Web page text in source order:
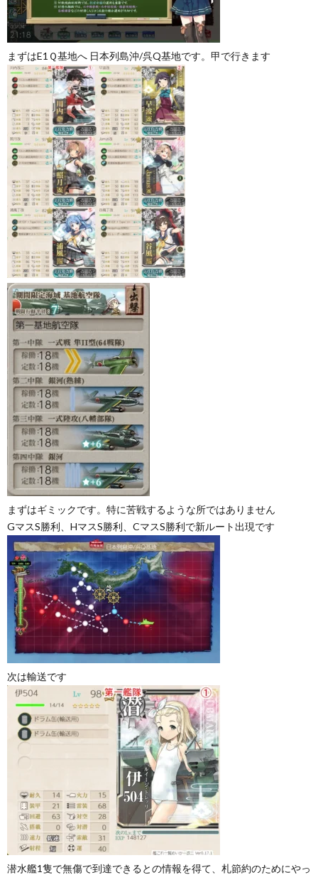
まずはE1Ｑ基地へ 日本列島沖/呉Q基地です。甲で行きます
まずはギミックです。特に苦戦するような所ではありません
GマスS勝利、HマスS勝利、CマスS勝利で新ルート出現です
次は輸送です
潜水艦1隻で無傷で到達できるとの情報を得て、札節約のためにやっ